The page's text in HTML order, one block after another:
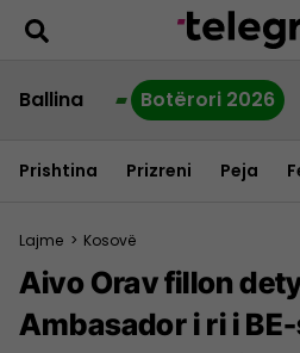
Ballina Botërori 2026
Prishtina Prizreni Peja
Lajme > Kosovë
Aivo Orav fillon
Ambasador i ri i